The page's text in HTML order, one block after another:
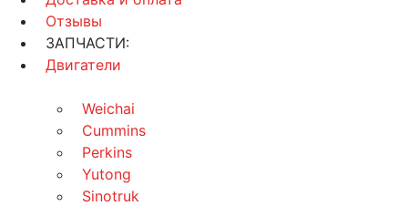
Отзывы
ЗАПЧАСТИ:
Двигатели
Weichai
Cummins
Perkins
Yutong
Sinotruk